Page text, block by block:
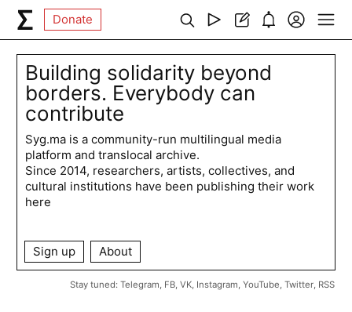
Donate
Building solidarity beyond
borders. Everybody can
contribute
Syg.ma is a community-run multilingual media
platform and translocal archive.
Since 2014, researchers, artists, collectives, and
cultural institutions have been publishing their work
here
Sign up About
Stay tuned: Telegram, FB, VK, Instagram, YouTube, Twitter, RSS